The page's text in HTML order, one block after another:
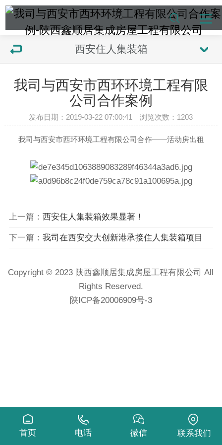
西安住人集装箱
我司与西安市西环环境工程有限
公司合作案例
发布日期：2019-03-22 07:00:41 浏览次数： 1203
我司与西安市西环环境工程有限公司合作——活动房出租
上一篇： 西安住人集装箱效果显著！
下一篇： 我司在西安交大创新港承接住人集装箱项目
Copyright © 2023 陕西鑫顺居集成房屋工程有限公司 All
Rights Reserved.
陕ICP备20006909号-3
首页 电话 微信 联系我们